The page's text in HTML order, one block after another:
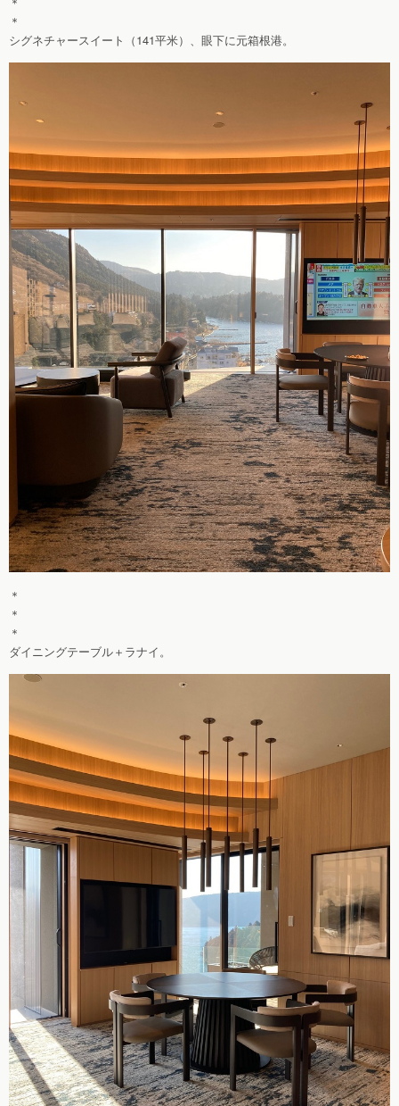
＊
シグネチャースイート（141平米）、眼下に元箱根港。
＊
＊
＊
ダイニングテーブル＋ラナイ。